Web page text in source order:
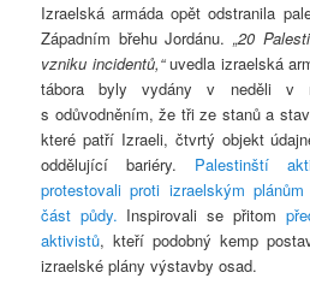
Izraelská armáda opět odstranila
Západním břehu Jordánu.„20
vzniku incidentů,“uvedla izraelská
tábora byly vydány v neděli v
s odůvodněním, že tři ze stanů a
které patří Izraeli, čtvrtý objekt
oddělující bariéry. Palestinští
protestovali proti izraelským
část půdy. Inspirovali se přitom
aktivistů, kteří podobný kemp
izraelské plány výstavby osad.